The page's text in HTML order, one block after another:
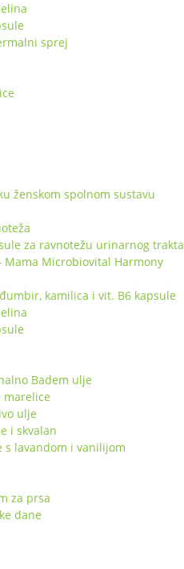
sprej
ženskom spolnom sustavu
za ravnotežu urinarnog trakta
Mama Microbiovital Harmony
kamilica i vit. B6 kapsule
Badem ulje
marelice
ulje
i skvalan
s lavandom i vanilijom
za prsa
dane